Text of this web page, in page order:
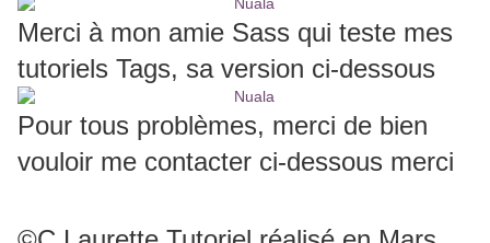
Merci à mon amie Sass qui teste mes
tutoriels Tags, sa version ci-dessous
Pour tous problèmes, merci de bien
vouloir me contacter ci-dessous merci